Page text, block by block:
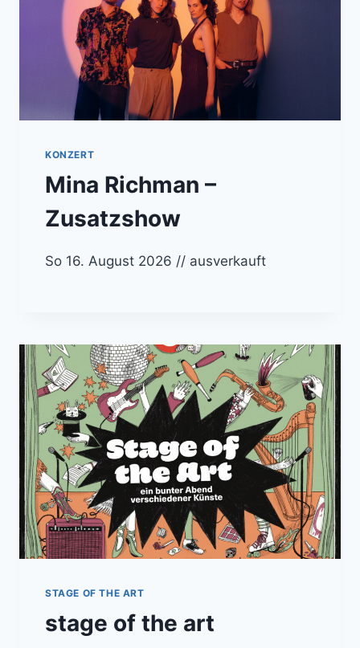
KONZERT
Mina Richman –
Zusatzshow
So 16. August 2026 // ausverkauft
STAGE OF THE ART
stage of the art